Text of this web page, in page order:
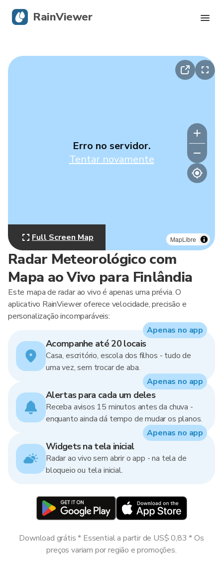
Radar Meteorológico com
Mapa ao Vivo para Finlândia
Este mapa de radar ao vivo é apenas uma prévia. O
aplicativo RainViewer oferece velocidade, precisão e
personalização incomparáveis:
Acompanhe até 20 locais
Casa, escritório, escola dos filhos - tudo de
uma vez, sem trocar de aba.
Apenas no app
Alertas para cada um deles
Receba avisos 15 minutos antes da chuva -
enquanto ainda dá tempo de mudar os planos.
Apenas no app
Widgets na tela inicial
Radar ao vivo sem abrir o app - na tela de
bloqueio ou tela inicial.
Apenas no app
Download grátis * Essential a partir de US$ 0,83 * Os
preços variam por região e promoções.
MapLibre
Erro no servidor.
Tentar novamente
Full Screen Map
RainViewer